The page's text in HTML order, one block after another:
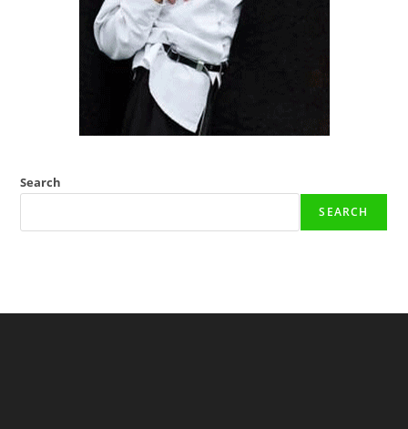
Search
SEARCH